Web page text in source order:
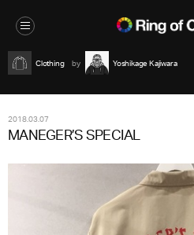
Clothing Yoshikage Kajiwara
2018.03.07
MANEGER’S SPECIAL